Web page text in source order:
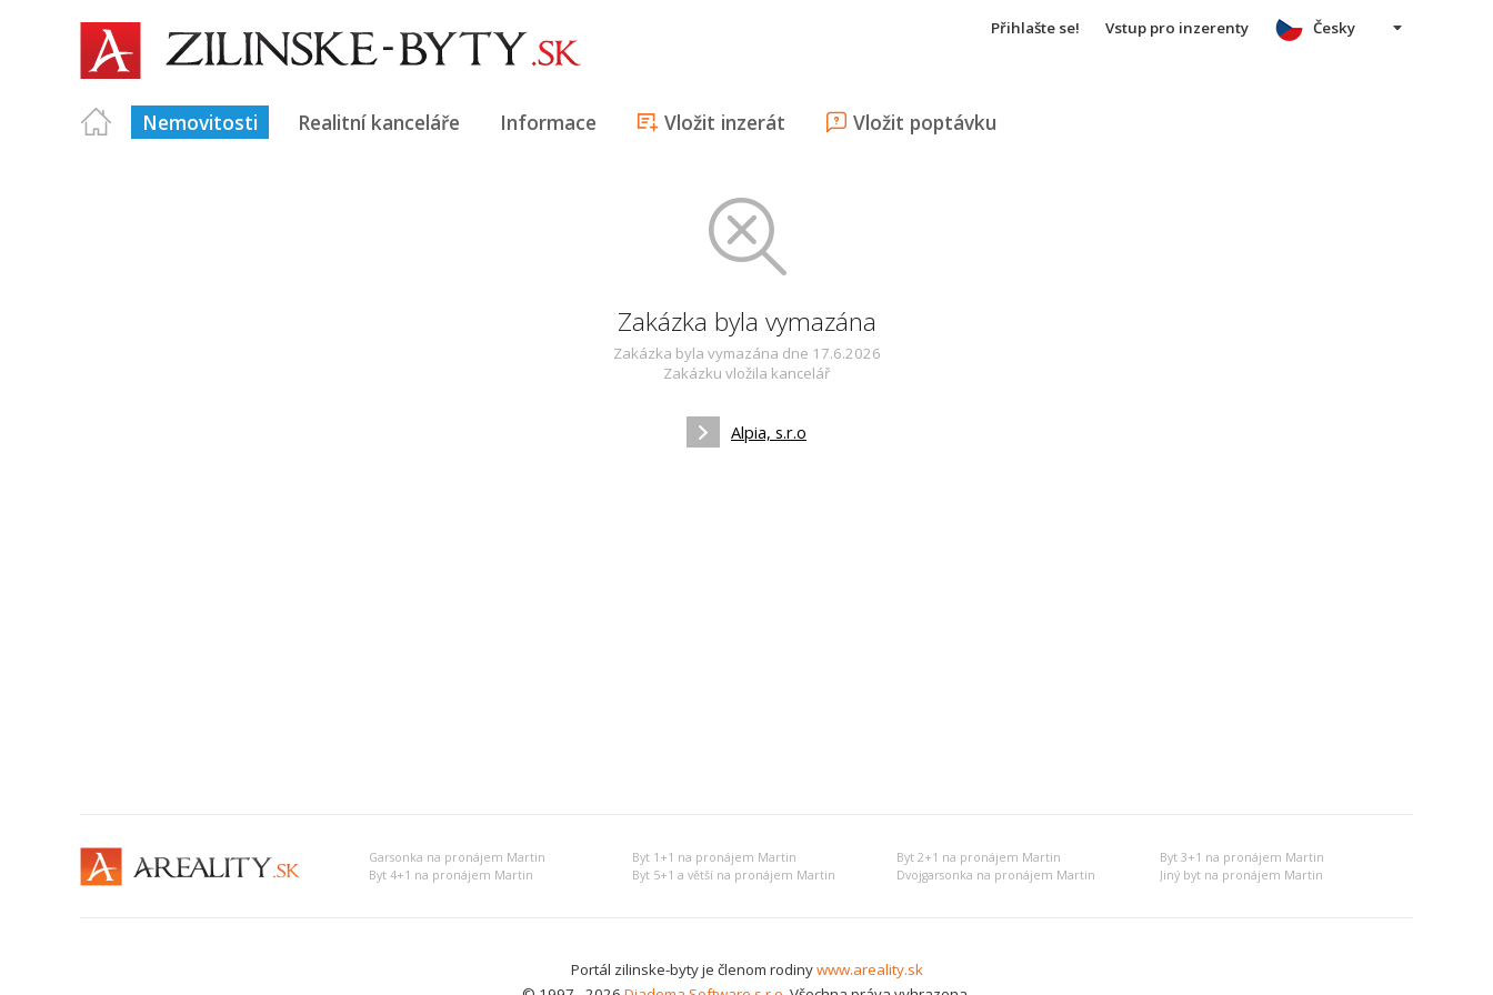
Přihlašte se! Vstup pro inzerenty
Nemovitosti Realitní kanceláře Informace Vložit inzerát Vložit poptávku
Česky
Zakázka byla vymazána
Zakázka byla vymazána dne 17.6.2026
Zakázku vložila kancelář
Alpia, s.r.o
Garsonka na pronájem Martin Byt 1+1 na pronájem Martin Byt 2+1 na pronájem Martin
Byt 3+1 na pronájem Martin
Byt 4+1 na pronájem Martin
Byt 5+1 a větší na pronájem Martin Dvojgarsonka na pronájem Martin Jiný byt na pronájem Martin
Portál zilinske-byty je členom rodinywww.areality.sk